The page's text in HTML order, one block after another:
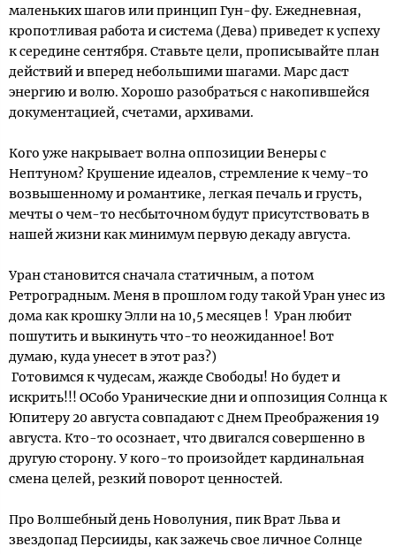
маленьких шагов или принцип Гун-фу. Ежедневная,
кропотливая работа и система (Дева) приведет к успеху
к середине сентября. Ставьте цели, прописывайте план
действий и вперед небольшими шагами. Марс даст
энергию и волю. Хорошо разобраться с накопившейся
документацией, счетами, архивами.
Кого уже накрывает волна оппозиции Венеры с
Нептуном? Крушение идеалов, стремление к чему-то
возвышенному и романтике, легкая печаль и грусть,
мечты о чем-то несбыточном будут присутствовать в
нашей жизни как минимум первую декаду августа.
Уран становится сначала статичным, а потом
Ретроградным. Меня в прошлом году такой Уран унес из
дома как крошку Элли на 10,5 месяцев ! Уран любит
пошутить и выкинуть что-то неожиданное! Вот
думаю, куда унесет в этот раз?)
Готовимся к чудесам, жажде Свободы! Но будет и
искрить!!! ОСобо Уранические дни и оппозиция Солнца к
Юпитеру 20 августа совпадают с Днем Преображения 19
августа. Кто-то осознает, что двигался совершенно в
другую сторону. У кого-то произойдет кардинальная
смена целей, резкий поворот ценностей.
Про Волшебный день Новолуния, пик Врат Льва и
звездопад Персииды, как зажечь свое личное Солнце